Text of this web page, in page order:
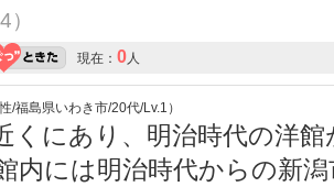
現在： 0 人
/福島県いわき市/20代/Lv.1）
くにあり、明治時代の洋
内には明治時代からの新